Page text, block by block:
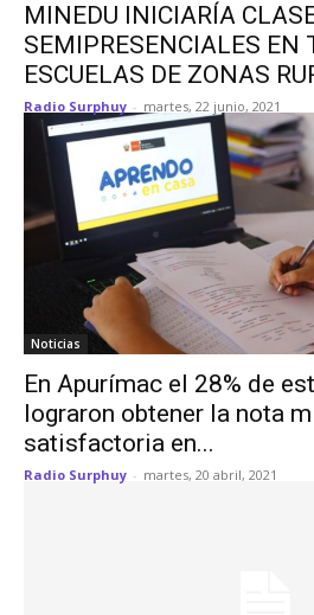
MINEDU INICIARÍA
SEMIPRESENCIALES EN
ESCUELAS DE ZONAS
Radio Surphuy - martes, 22 junio, 2021
Noticias
En Apurímac el 28% de
lograron obtener la nota
satisfactoria en...
Radio Surphuy - martes, 20 abril, 2021